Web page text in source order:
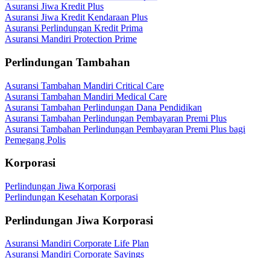
Asuransi Jiwa Kredit Plus
Asuransi Jiwa Kredit Kendaraan Plus
Asuransi Perlindungan Kredit Prima
Asuransi Mandiri Protection Prime
Perlindungan Tambahan
Asuransi Tambahan Mandiri Critical Care
Asuransi Tambahan Mandiri Medical Care
Asuransi Tambahan Perlindungan Dana Pendidikan
Asuransi Tambahan Perlindungan Pembayaran Premi Plus
Asuransi Tambahan Perlindungan Pembayaran Premi Plus bagi
Pemegang Polis
Korporasi
Perlindungan Jiwa Korporasi
Perlindungan Kesehatan Korporasi
Perlindungan Jiwa Korporasi
Asuransi Mandiri Corporate Life Plan
Asuransi Mandiri Corporate Savings